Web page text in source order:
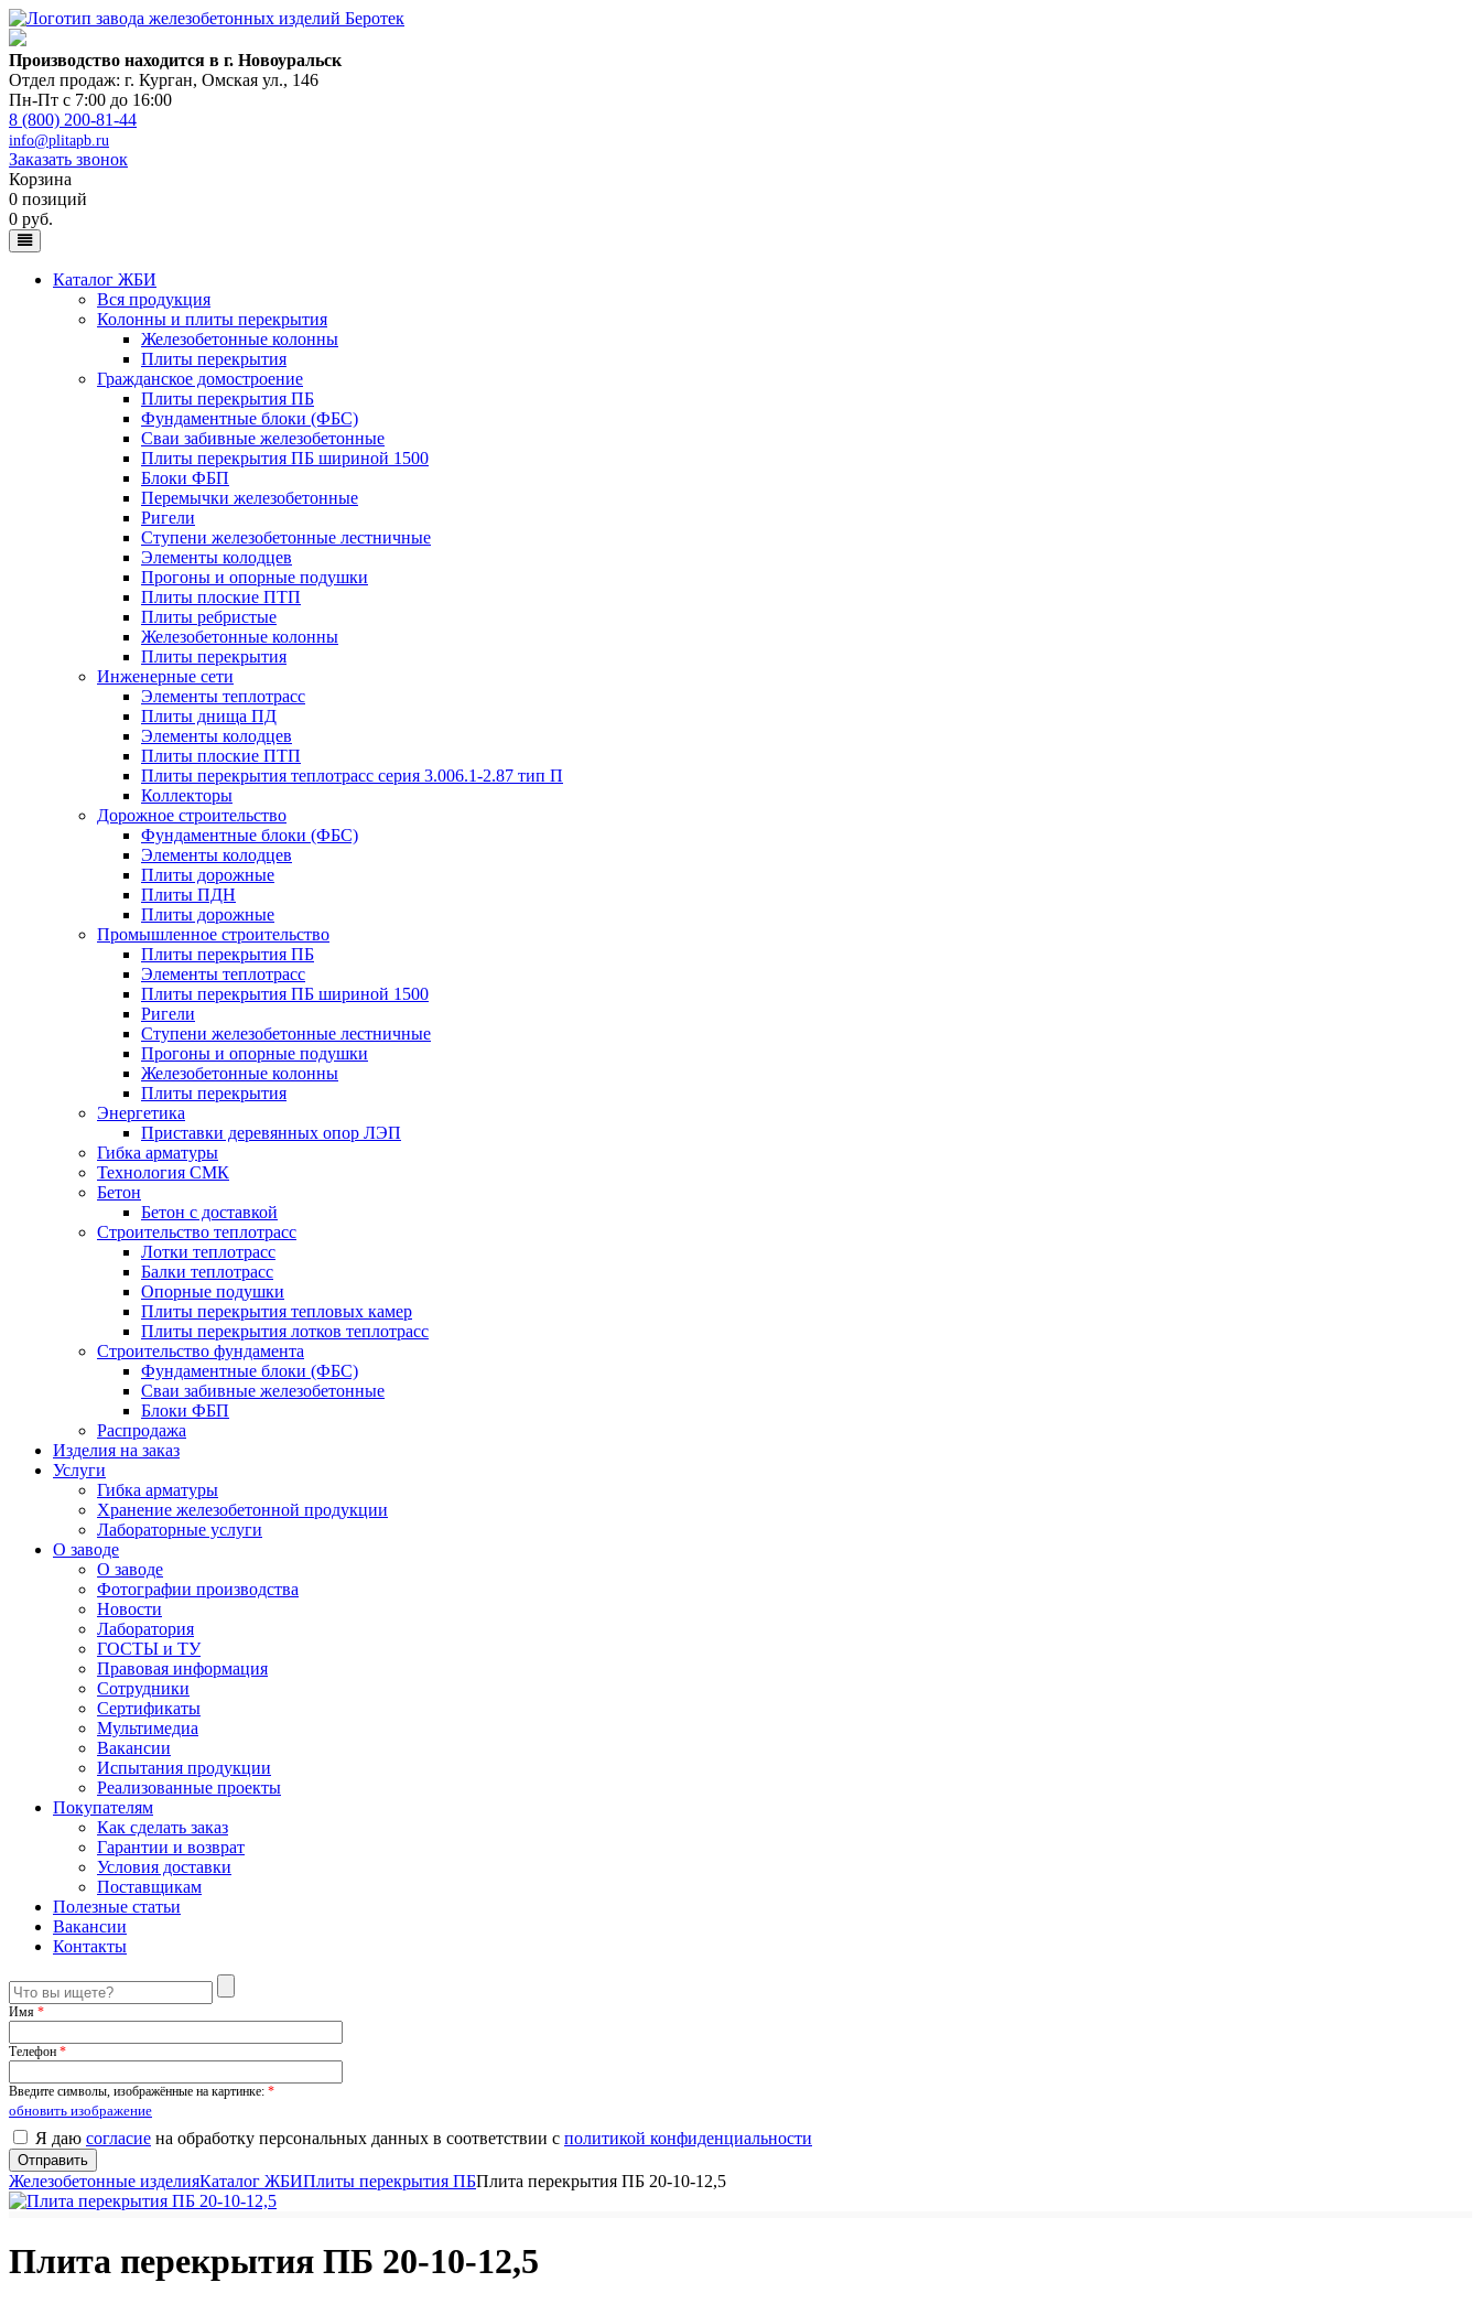
Производство находится в г. Новоуральск
Отдел продаж: г. Курган, Омская ул., 146
Пн-Пт с 7:00 до 16:00
8 (800) 200-81-44
info@plitapb.ru
Заказать звонок
Корзина
0 позиций
0 руб.
Каталог ЖБИ
Вся продукция
Колонны и плиты перекрытия
Железобетонные колонны
Плиты перекрытия
Гражданское домостроение
Плиты перекрытия ПБ
Фундаментные блоки (ФБС)
Сваи забивные железобетонные
Плиты перекрытия ПБ шириной 1500
Блоки ФБП
Перемычки железобетонные
Ригели
Ступени железобетонные лестничные
Элементы колодцев
Прогоны и опорные подушки
Плиты плоские ПТП
Плиты ребристые
Железобетонные колонны
Плиты перекрытия
Инженерные сети
Элементы теплотрасс
Плиты днища ПД
Элементы колодцев
Плиты плоские ПТП
Плиты перекрытия теплотрасс серия 3.006.1-2.87 тип П
Коллекторы
Дорожное строительство
Фундаментные блоки (ФБС)
Элементы колодцев
Плиты дорожные
Плиты ПДН
Плиты дорожные
Промышленное строительство
Плиты перекрытия ПБ
Элементы теплотрасс
Плиты перекрытия ПБ шириной 1500
Ригели
Ступени железобетонные лестничные
Прогоны и опорные подушки
Железобетонные колонны
Плиты перекрытия
Энергетика
Приставки деревянных опор ЛЭП
Гибка арматуры
Технология СМК
Бетон
Бетон с доставкой
Строительство теплотрасс
Лотки теплотрасс
Балки теплотрасс
Опорные подушки
Плиты перекрытия тепловых камер
Плиты перекрытия лотков теплотрасс
Строительство фундамента
Фундаментные блоки (ФБС)
Сваи забивные железобетонные
Блоки ФБП
Распродажа
Изделия на заказ
Услуги
Гибка арматуры
Хранение железобетонной продукции
Лабораторные услуги
О заводе
О заводе
Фотографии производства
Новости
Лаборатория
ГОСТЫ и ТУ
Правовая информация
Сотрудники
Сертификаты
Мультимедиа
Вакансии
Испытания продукции
Реализованные проекты
Покупателям
Как сделать заказ
Гарантии и возврат
Условия доставки
Поставщикам
Полезные статьи
Вакансии
Контакты
Имя *
Телефон *
Введите символы, изображённые на картинке: *
обновить изображение
Я даю согласие на обработку персональных данных в соответствии с политикой конфиденциальности
Железобетонные изделияКаталог ЖБИПлиты перекрытия ПБПлита перекрытия ПБ 20-10-12,5
Плита перекрытия ПБ 20-10-12,5